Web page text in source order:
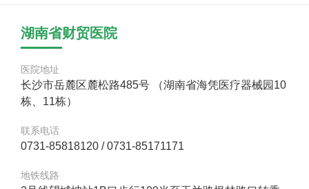
腹膜后器官等方面的各种复
杂超声图像具有较准确的分
部、心脏及妇科急腹症等方
面的超声诊断。曾在国家级
科技期
湖南省财贸医院
医院地址
长沙市岳麓区麓松路485号 （湖南省海凭医疗器械园10
栋、11栋）
联系电话
0731-85818120 / 0731-85171171
地铁线路